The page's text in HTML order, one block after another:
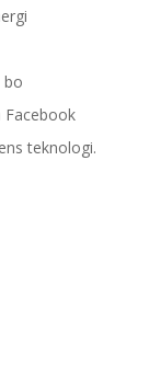
bo
teknologi.